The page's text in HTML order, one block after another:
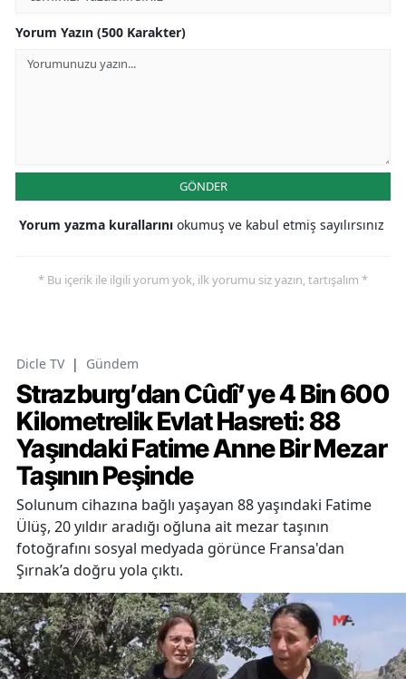
Yorum Yazın (500 Karakter)
GÖNDER
Yorum yazma kurallarını okumuş ve kabul etmiş sayılırsınız
* Bu içerik ile ilgili yorum yok, ilk yorumu siz yazın, tartışalım *
Dicle TV | Gündem
Strazburg’dan Cûdî’ye 4 Bin 600
Kilometrelik Evlat Hasreti: 88
Yaşındaki Fatime Anne Bir Mezar
Taşının Peşinde
Solunum cihazına bağlı yaşayan 88 yaşındaki Fatime
Ülüş, 20 yıldır aradığı oğluna ait mezar taşının
fotoğrafını sosyal medyada görünce Fransa'dan
Şırnak’a doğru yola çıktı.